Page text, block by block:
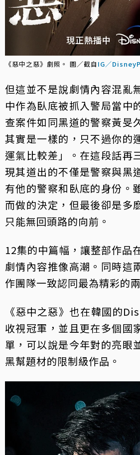
《惡中之惡》劇照。 圖／截自 IG／
但這並不是說劇情內容混亂
中作為臥底被抓入警局當中
查案件如同黑道的警察黃旻
其實是一樣的，只不過你的
運氣比較差」。在這段話再
現其道出的不僅是警察與黑
有他的警察和臥底的身份。
而做的決定，但最後卻是多
只能無回頭路的向前。
12集的中篇幅，讓整部作品
劇情內容推像高潮。同時這
作團隊一致認同最為精彩的
《惡中之惡》也在韓國的
收視冠軍，並且更在多個國
單，可以說是今年對的亮眼
黑幫題材的限制級作品。